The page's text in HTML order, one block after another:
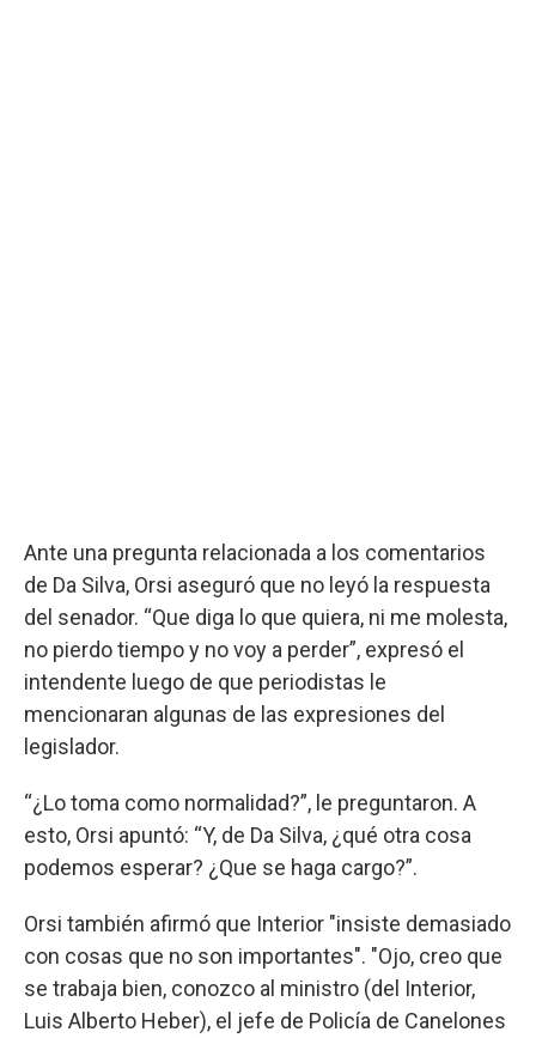
Ante una pregunta relacionada a los comentarios
de Da Silva, Orsi aseguró que no leyó la respuesta
del senador. “Que diga lo que quiera, ni me molesta,
no pierdo tiempo y no voy a perder”, expresó el
intendente luego de que periodistas le
mencionaran algunas de las expresiones del
legislador.
“¿Lo toma como normalidad?”, le preguntaron. A
esto, Orsi apuntó: “Y, de Da Silva, ¿qué otra cosa
podemos esperar? ¿Que se haga cargo?”.
Orsi también afirmó que Interior "insiste demasiado
con cosas que no son importantes". "Ojo, creo que
se trabaja bien, conozco al ministro (del Interior,
Luis Alberto Heber), el jefe de Policía de Canelones